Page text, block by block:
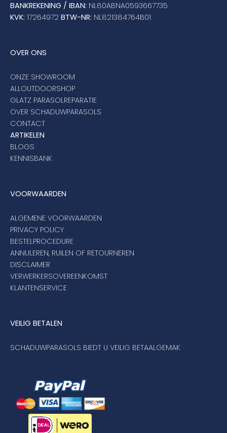
BANKREKENING / IBAN: NL80ABNA0593667735
KVK: 17264972 BTW-NR: NL821384764B01
OVER ONS
ONZE SHOWROOM
ALLOUTDOORSHOP
GLATZ PARASOLREPARATIE
OVER SCHADUWPARASOLS
CONTACT
ARTIKELEN
BLOGS
KENNISBANK
VOORWAARDEN
ALGEMENE VOORWAARDEN
PRIVACY POLICY
BESTELPROCEDURE
ANNULEREN, RUILEN OF RETOURNEREN
DISCLAIMER
VERWERKERSOVEREENKOMST
KLANTENSERVICE
VEILIG BETALEN
SCHADUWPARASOLS BIEDT U VEILIG BETAALGEMAK